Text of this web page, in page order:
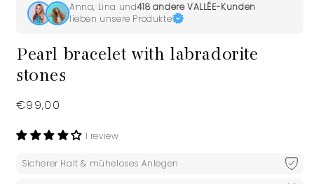
Anna, Lina und418 andere VALLÉE-Kunden
lieben unsere Produkte
Pearl bracelet with labradorite
stones
Regular
€99,00
1 review
Sicherer Halt & müheloses Anlegen